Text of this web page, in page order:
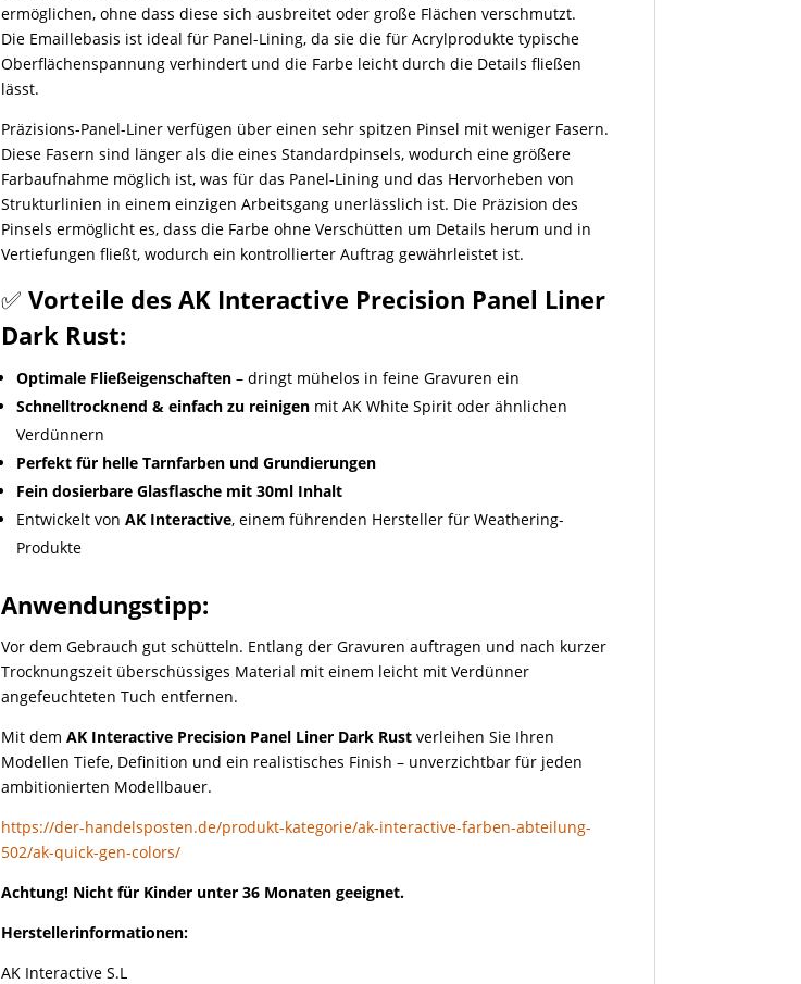
ermöglichen, ohne dass diese sich ausbreitet oder große Flächen verschmutzt.
Die Emaillebasis ist ideal für Panel-Lining, da sie die für Acrylprodukte typische
Oberflächenspannung verhindert und die Farbe leicht durch die Details fließen
lässt.
Präzisions-Panel-Liner verfügen über einen sehr spitzen Pinsel mit weniger Fasern.
Diese Fasern sind länger als die eines Standardpinsels, wodurch eine größere
Farbaufnahme möglich ist, was für das Panel-Lining und das Hervorheben von
Strukturlinien in einem einzigen Arbeitsgang unerlässlich ist. Die Präzision des
Pinsels ermöglicht es, dass die Farbe ohne Verschütten um Details herum und in
Vertiefungen fließt, wodurch ein kontrollierter Auftrag gewährleistet ist.
✅Vorteile des AK Interactive Precision Panel Liner
Dark Rust:
Optimale Fließeigenschaften – dringt mühelos in feine Gravuren ein
Schnelltrocknend & einfach zu reinigen mit AK White Spirit oder ähnlichen
Verdünnern
Perfekt für helle Tarnfarben und Grundierungen
Fein dosierbare Glasflasche mit 30ml Inhalt
Entwickelt vonAK Interactive, einem führenden Hersteller für Weathering-
Produkte
Anwendungstipp:
Vor dem Gebrauch gut schütteln. Entlang der Gravuren auftragen und nach kurzer
Trocknungszeit überschüssiges Material mit einem leicht mit Verdünner
angefeuchteten Tuch entfernen.
Mit demAK Interactive Precision Panel Liner Dark Rust verleihen Sie Ihren
Modellen Tiefe, Definition und ein realistisches Finish – unverzichtbar für jeden
ambitionierten Modellbauer.
https://der-handelsposten.de/produkt-kategorie/ak-interactive-farben-abteilung-
502/ak-quick-gen-colors/
Achtung! Nicht für Kinder unter 36 Monaten geeignet.
Herstellerinformationen:
AK Interactive S.L